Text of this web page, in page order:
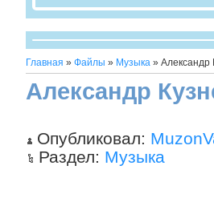
Главная » Файлы » Музыка » Александр
Александр
Опубликовал:
Раздел: Музыка